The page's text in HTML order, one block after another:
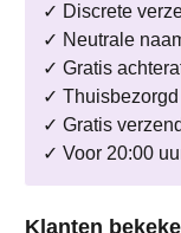
✓ Discrete
✓ Neutrale
✓ Gratis
✓
✓ Gratis
✓ Voor 20:00
Productgalerij
Klanten